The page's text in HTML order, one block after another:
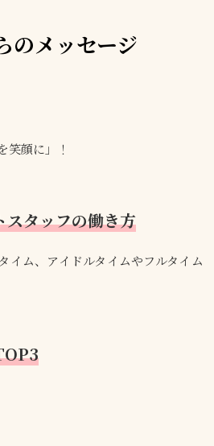
のメッセージ
笑顔に」！
スタッフの働き方
イム、アイドルタイムやフルタイム